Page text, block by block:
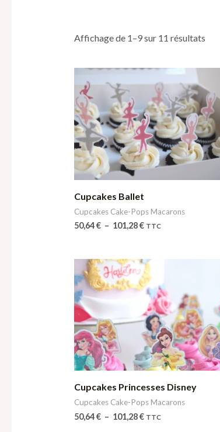
Affichage de 1–9 sur 11 résultats
Cupcakes Ballet
Cupcakes Cake-Pops Macarons
50,64€ – 101,28€
Plage
de
prix :
50,64 €
à
101,28 €
TTC
Cupcakes Princesses Disney
Cupcakes Cake-Pops Macarons
50,64€ – 101,28€
Plage
de
prix :
50,64 €
à
101,28 €
TTC